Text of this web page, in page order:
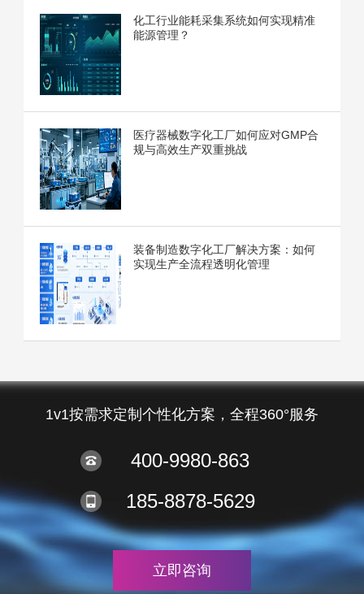
化工行业能耗采集系统如何实现精准
能源管理？
医疗器械数字化工厂如何应对GMP合
规与高效生产双重挑战
装备制造数字化工厂解决方案：如何
实现生产全流程透明化管理
1v1按需求定制个性化方案，全程360°服务
400-9980-863
185-8878-5629
立即咨询